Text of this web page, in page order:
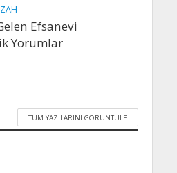
Efsanevi
Yorumlar
TÜM YAZILARINI GÖRÜNTÜLE